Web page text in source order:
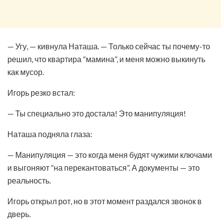
— Угу, — кивнула Наташа. — Только сейчас ты почему-то
решил, что квартира “мамина”, и меня можно выкинуть
как мусор.
Игорь резко встал:
— Ты специально это достала! Это манипуляция!
Наташа подняла глаза:
— Манипуляция — это когда меня будят чужими ключами
и выгоняют “на перекантоваться”. А документы — это
реальность.
Игорь открыл рот, но в этот момент раздался звонок в
дверь.